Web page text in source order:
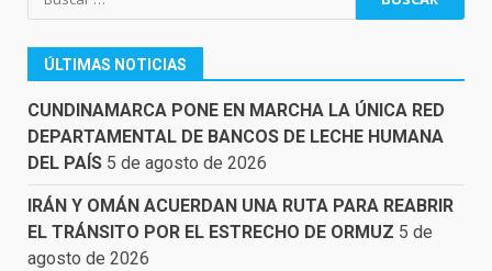
ÚLTIMAS NOTICIAS
CUNDINAMARCA PONE EN MARCHA LA ÚNICA RED
DEPARTAMENTAL DE BANCOS DE LECHE HUMANA
DEL PAÍS 5 de agosto de 2026
IRÁN Y OMÁN ACUERDAN UNA RUTA PARA REABRIR
EL TRÁNSITO POR EL ESTRECHO DE ORMUZ 5 de
agosto de 2026